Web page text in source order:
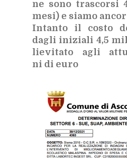
ne sono tra­scor­si
mesi) e sia­mo
In­tan­to il co­sto
da­gli ini­zia­li 4,5
lie­vi­ta­to agli
ni di euro